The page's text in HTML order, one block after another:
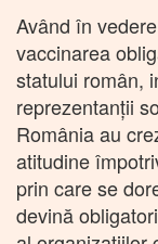
Având în
vaccinarea
statului român,
reprezentanţii
România au
atitudine
prin care se
devină